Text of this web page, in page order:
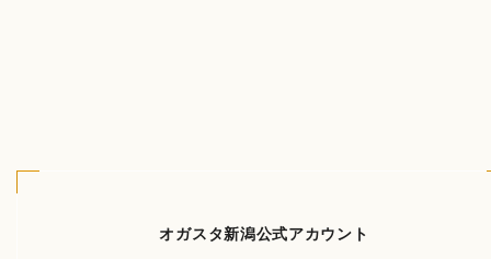
オガスタ新潟公式アカウント